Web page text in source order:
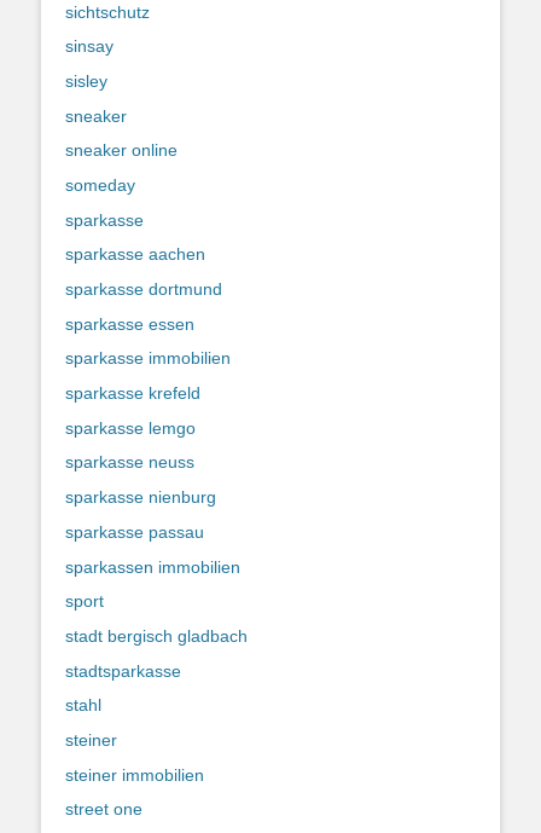
sichtschutz
sinsay
sisley
sneaker
sneaker online
someday
sparkasse
sparkasse aachen
sparkasse dortmund
sparkasse essen
sparkasse immobilien
sparkasse krefeld
sparkasse lemgo
sparkasse neuss
sparkasse nienburg
sparkasse passau
sparkassen immobilien
sport
stadt bergisch gladbach
stadtsparkasse
stahl
steiner
steiner immobilien
street one